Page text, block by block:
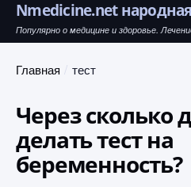
Nmedicine.net
Популярно о медицине и здоровье.
Главная тест
Через сколько
делать тест на
беременность?